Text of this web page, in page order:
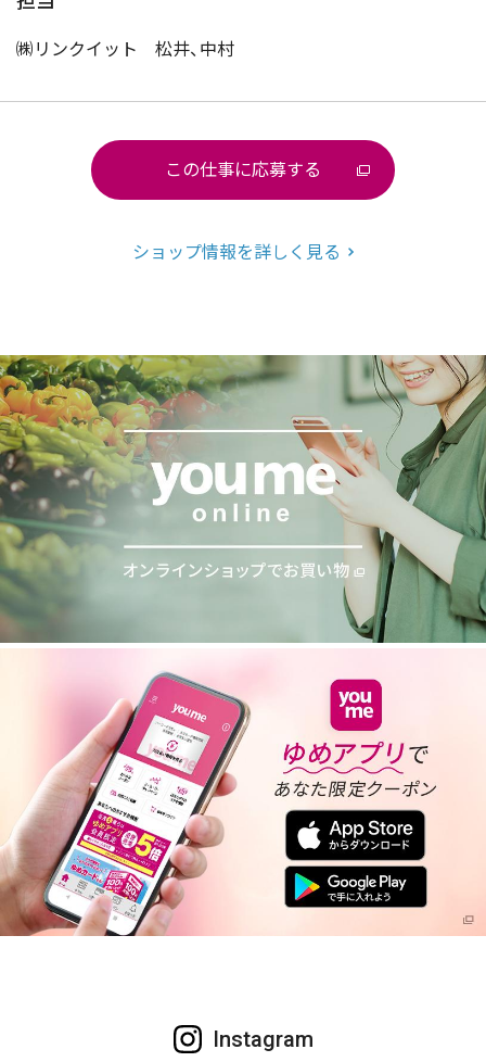
㈱リンクイット 松井、中村
この仕事に応募する
ショップ情報を詳しく見る
Instagram